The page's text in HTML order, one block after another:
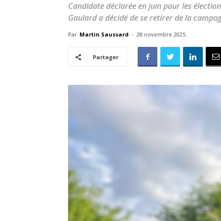
Candidate déclarée en juin pour les
Gaulard a décidé de se retirer de la
Par Martin Saussard - 28 novembre 2025
Partager